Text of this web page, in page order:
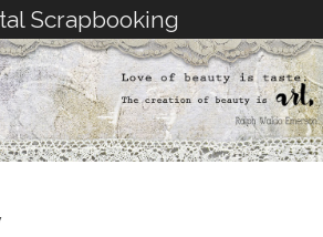
Scrapbooking